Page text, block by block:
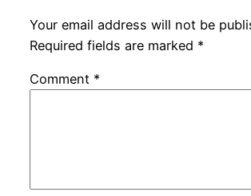
Your email address will not be
Required fields are marked *
Comment *